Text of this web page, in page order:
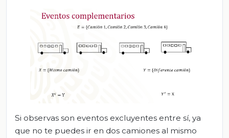
Si observas son eventos excluyentes entre sí, ya
que no te puedes ir en dos camiones al mismo